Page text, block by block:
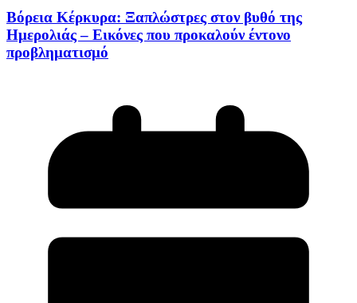
Βόρεια Κέρκυρα: Ξαπλώστρες στον βυθό της
Ημερολιάς – Εικόνες που προκαλούν έντονο
προβληματισμό